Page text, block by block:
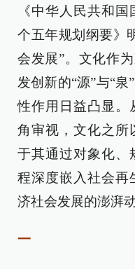
《中华人民共和
个五年规划纲要》
会发展”。文化作
发创新的“源”与“
性作用日益凸显。
角审视，文化之所
于其通过对象化、
程深度嵌入社会再
济社会发展的澎湃动
一